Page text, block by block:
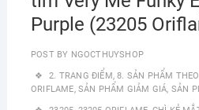
Purple (23205
POST BY NGOCTHUYSHOP
2. TRANG ĐIỂM,8. SẢN PHẨM
ORIFLAME, SẢN PHẨM GIẢM GIÁ, SẢN